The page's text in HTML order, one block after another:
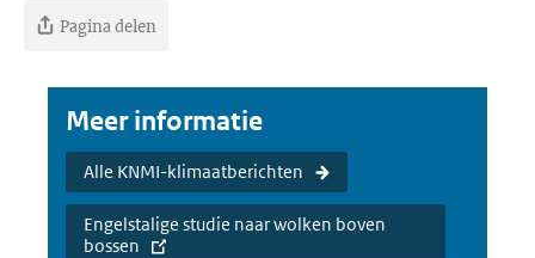
Pagina delen
Meer informatie
Alle KNMI-klimaatberichten
Engelstalige studie naar wolken boven
bossen